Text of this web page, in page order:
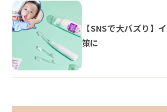
【SNSで大バズり】
策に